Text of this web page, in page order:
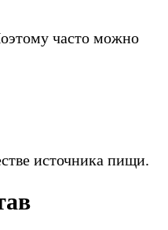
часто можно
источника пищи.